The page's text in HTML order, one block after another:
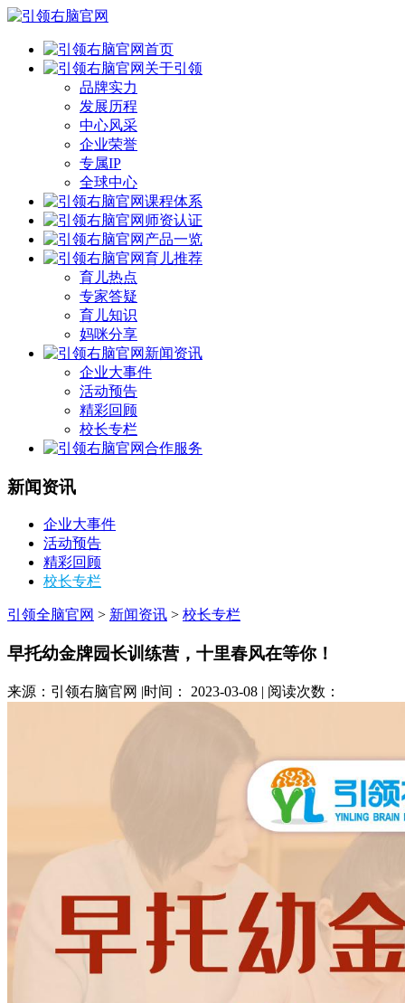
首页
关于引领
品牌实力
发展历程
中心风采
企业荣誉
专属IP
全球中心
课程体系
师资认证
产品一览
育儿推荐
育儿热点
专家答疑
育儿知识
妈咪分享
新闻资讯
企业大事件
活动预告
精彩回顾
校长专栏
合作服务
新闻资讯
企业大事件
活动预告
精彩回顾
校长专栏
引领全脑官网 > 新闻资讯 > 校长专栏
早托幼金牌园长训练营，十里春风在等你！
来源：引领右脑官网 |时间： 2023-03-08 | 阅读次数：